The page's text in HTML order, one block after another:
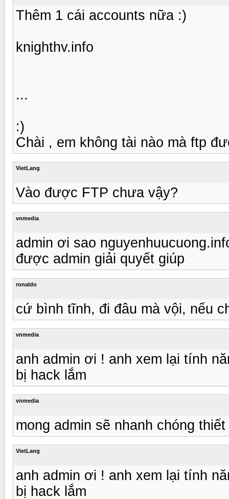
Thêm 1 cái accounts nữa :)
knighthv.info
...
:)
Chài , em không tài nào mà ftp
VietLang
Vào được FTP chưa vậy?
vnmedia
admin ơi sao
được admin giải quyết giúp
ronaldo
cứ bình tĩnh, đi đâu mà vội, nếu
vnmedia
anh admin ơi ! anh xem lại tính
bị hack lắm
vnmedia
mong admin sẽ nhanh chóng
VietLang
anh admin ơi ! anh xem lại tính
bị hack lắm